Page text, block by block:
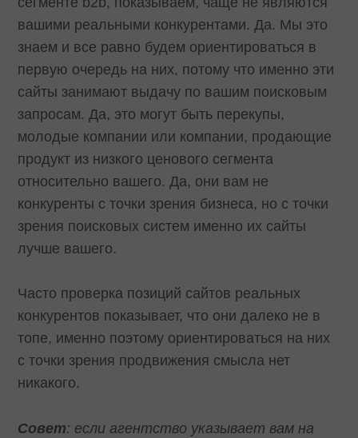
вашими реальными конкурентами. Да. Мы это
знаем и все равно будем ориентироваться в
первую очередь на них, потому что именно эти
сайты занимают выдачу по вашим поисковым
запросам. Да, это могут быть перекупы,
молодые компании или компании, продающие
продукт из низкого ценового сегмента
относительно вашего. Да, они вам не
конкуренты с точки зрения бизнеса, но с точки
зрения поисковых систем именно их сайты
лучше вашего.
Часто проверка позиций сайтов реальных
конкурентов показывает, что они далеко не в
топе, именно поэтому ориентироваться на них
с точки зрения продвижения смысла нет
никакого.
Совет: если агентство указывает вам на